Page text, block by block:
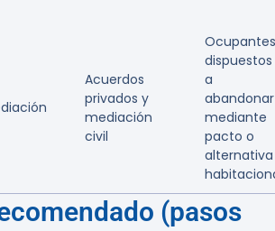
Acuerdos
privados y
mediación
civil
Ocupantes
dispuestos
a
abandonar
mediante
pacto o
alternativa
(pasos